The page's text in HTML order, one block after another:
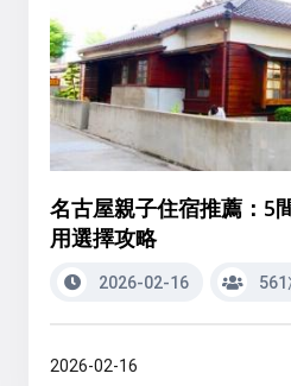
名古屋親子住宿推薦：5
用選擇攻略
2026-02-16 561
2026-02-16